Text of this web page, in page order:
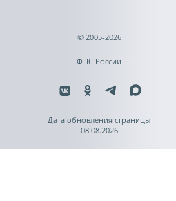
© 2005-2026
ФНС России
Дата обновления страницы
08.08.2026